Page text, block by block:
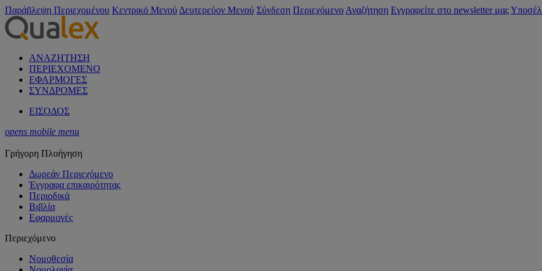
Παράβλεψη Περιεχομένου Κεντρικό Μενού Δευτερεύον Μενού Σύνδεση Περιεχόμενο Αναζήτηση Εγγραφείτε στο newsletter μας
ΑΝΑΖΗΤΗΣΗ
ΠΕΡΙΕΧΟΜΕΝΟ
ΕΦΑΡΜΟΓΕΣ
ΣΥΝΔΡΟΜΕΣ
ΕΙΣΟΔΟΣ
opens mobile menu
Γρήγορη Πλοήγηση
Δωρεάν Περιεχόμενο
Έγγραφα επικαιρότητας
Περιοδικά
Βιβλία
Εφαρμογές
Περιεχόμενο
Νομοθεσία